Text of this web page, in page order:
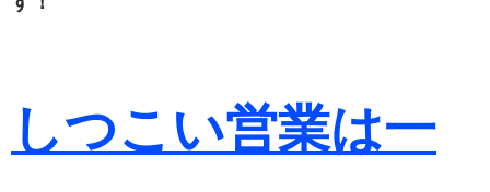
しつこい営業は一